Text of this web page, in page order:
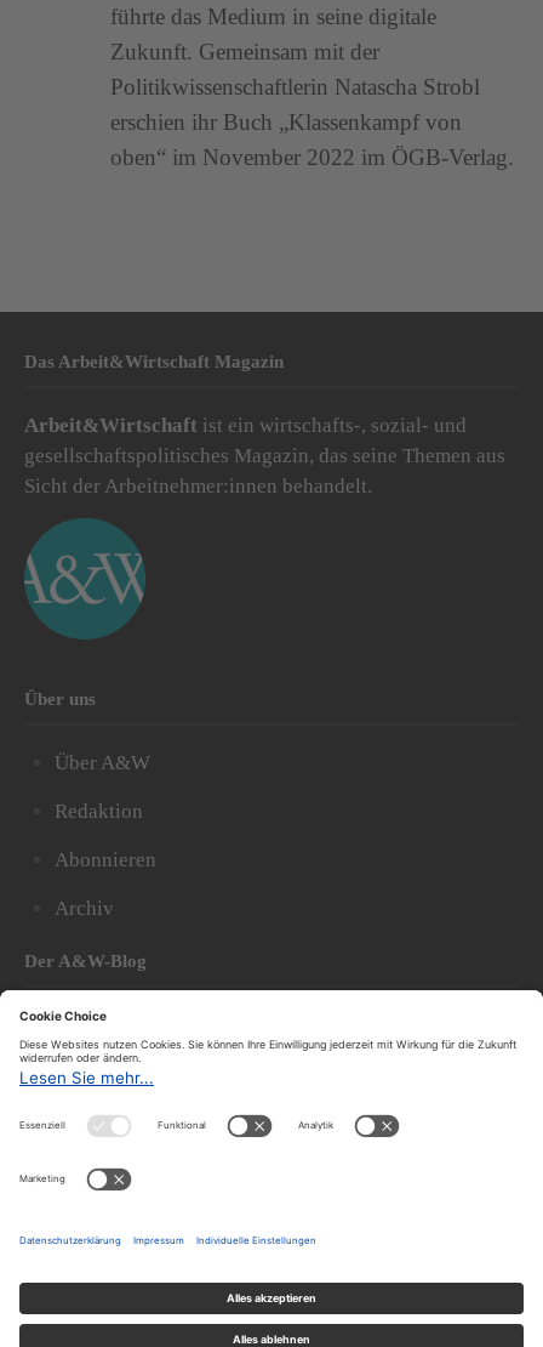
führte das Medium in seine digitale
Zukunft. Gemeinsam mit der
Politikwissenschaftlerin Natascha Strobl
erschien ihr Buch „Klassenkampf von
oben“ im November 2022 im ÖGB-Verlag.
Das Arbeit&Wirtschaft Magazin
Arbeit&Wirtschaft ist ein wirtschafts-, sozial- und
gesellschaftspolitisches Magazin, das seine Themen aus
Sicht der Arbeitnehmer:innen behandelt.
Über uns
Über A&W
Redaktion
Abonnieren
Archiv
Der A&W-Blog
DerA&W-Blog
hat sich in den vergangenen Jahren zu einem der
bedeutendsten politischen Blogs in Österreich
entwickelt.
Impressum und Offenlegung|